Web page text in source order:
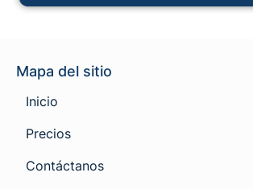
Mapa del sitio
Inicio
Precios
Contáctanos